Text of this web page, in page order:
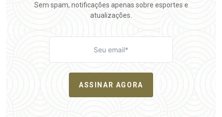
Sem spam, notificações apenas sobre esportes e
atualizações.
ASSINAR AGORA